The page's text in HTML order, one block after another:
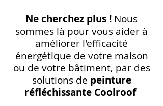
Ne cherchez plus ! Nous
sommes là pour vous aider à
améliorer l'efficacité
énergétique de votre maison
ou de votre bâtiment, par des
solutions de peinture
réfléchissante Coolroof